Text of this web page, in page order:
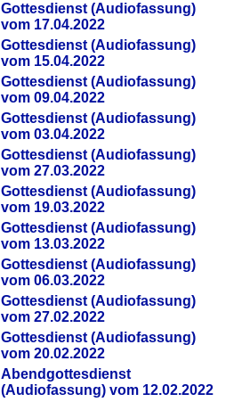
Gottesdienst (Audiofassung)
vom 17.04.2022
Gottesdienst (Audiofassung)
vom 15.04.2022
Gottesdienst (Audiofassung)
vom 09.04.2022
Gottesdienst (Audiofassung)
vom 03.04.2022
Gottesdienst (Audiofassung)
vom 27.03.2022
Gottesdienst (Audiofassung)
vom 19.03.2022
Gottesdienst (Audiofassung)
vom 13.03.2022
Gottesdienst (Audiofassung)
vom 06.03.2022
Gottesdienst (Audiofassung)
vom 27.02.2022
Gottesdienst (Audiofassung)
vom 20.02.2022
Abendgottesdienst
(Audiofassung) vom 12.02.2022